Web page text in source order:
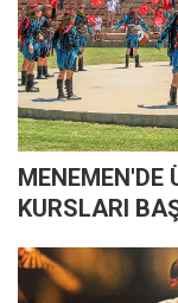
MENEMEN'DE
KURSLARI